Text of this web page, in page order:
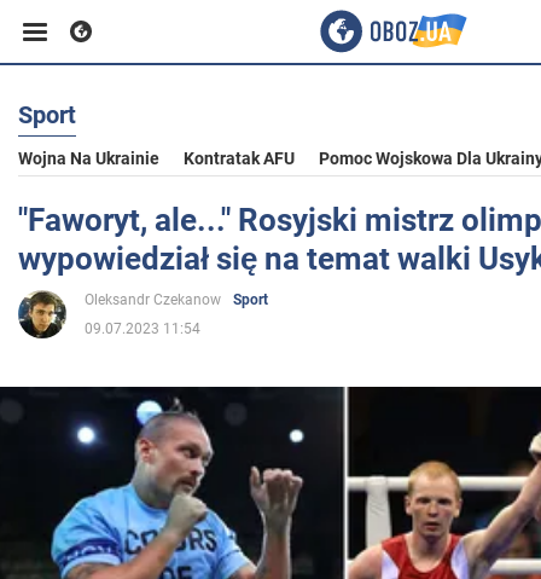
Biznes
Sport
Rozrywka
Polityka
Społeczeństwo
Sport
Wojna Na Ukrainie Kontratak AFU Pomoc Wojskowa Dla
"Faworyt, ale..." Rosyjski mistrz
wypowiedział się na temat walki
Oleksandr Czekanow
Sport
09.07.2023 11:54